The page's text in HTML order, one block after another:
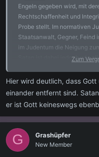
Engeln gegeben wird, mit
Rechtschaffenheit und
Probe stellt. Im normativen
Staatsanwalt, Gegner, Feind
im Judentum die Neigung
Satan ist dabei jedoch wie
das gegen Gott rebellieren
Zum
Hier wird deutlich, dass
einander entfernt sind.
er ist Gott keineswegs
G Grashüpfer
New Member